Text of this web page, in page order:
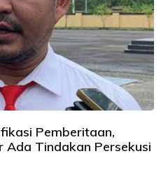
Pemberitaan,
Ada Tindakan Persekusi